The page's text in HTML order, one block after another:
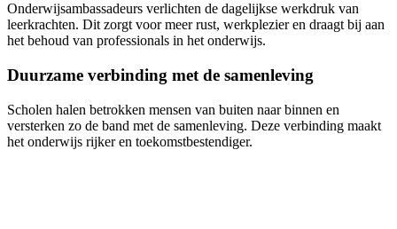
Onderwijsambassadeurs verlichten de dagelijkse werkdruk van
leerkrachten. Dit zorgt voor meer rust, werkplezier en draagt bij aan
het behoud van professionals in het onderwijs.
Duurzame verbinding met de samenleving
Scholen halen betrokken mensen van buiten naar binnen en
versterken zo de band met de samenleving. Deze verbinding maakt
het onderwijs rijker en toekomstbestendiger.